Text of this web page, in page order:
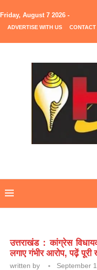
Friday, August 7 2026 -
ADVERTISE WITH US CONTACT
उत्तराखंड : कांग्रेस
लगाए गंभीर आरोप, पढ़ें पूरी
written by September